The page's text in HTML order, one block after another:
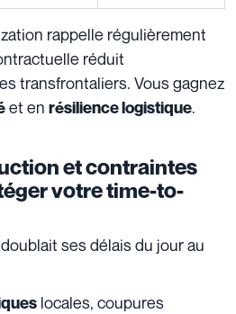
rappelle régulièrement
réduit
transfrontaliers. Vous gagnez
et en résilience logistique.
et contraintes
votre time-to-
ses délais du jour au
locales, coupures